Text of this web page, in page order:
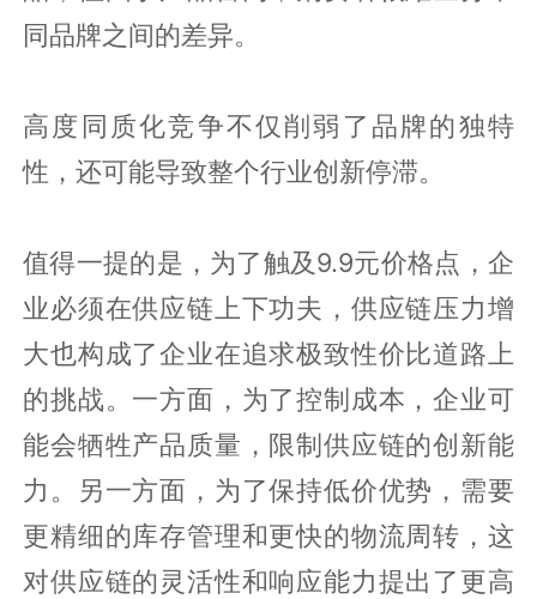
同品牌之间的差异。
高度同质化竞争不仅削弱了品牌的独特
性，还可能导致整个行业创新停滞。
值得一提的是，为了触及9.9元价格点，企
业必须在供应链上下功夫，供应链压力增
大也构成了企业在追求极致性价比道路上
的挑战。一方面，为了控制成本，企业可
能会牺牲产品质量，限制供应链的创新能
力。另一方面，为了保持低价优势，需要
更精细的库存管理和更快的物流周转，这
对供应链的灵活性和响应能力提出了更高